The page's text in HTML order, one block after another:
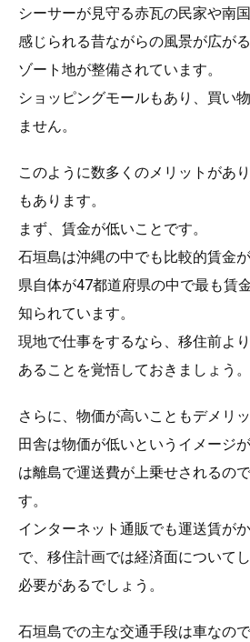
シーサーが見守る赤瓦の民家や南
感じられる昔ながらの風景が広が
ゾート地が整備されています。
ショッピングモールもあり、買い
ません。
このように数多くのメリットがあ
もあります。
まず、賃金が低いことです。
石垣島は沖縄の中でも比較的賃金
県自体が47都道府県の中で最も賃
知られています。
現地で仕事をするなら、移住前よ
あることを覚悟しておきましょう。
さらに、物価が高いこともデメリッ
田舎は物価が低いというイメージ
は離島で運送費が上乗せされるの
す。
インターネット通販でも運送賃が
で、移住計画では経済面について
必要があるでしょう。
石垣島での主な交通手段は車なの